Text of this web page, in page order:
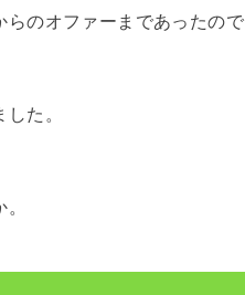
のオファーまであったので
た。